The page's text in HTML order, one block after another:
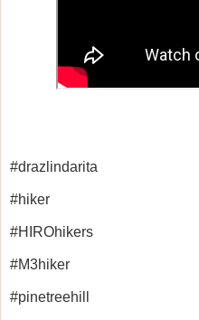
#drazlindarita
#hiker
#HIROhikers
#M3hiker
#pinetreehill